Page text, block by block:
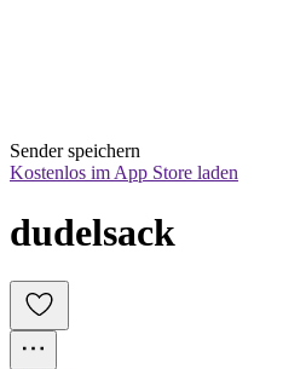
Sender speichern
Kostenlos im App Store laden
dudelsack